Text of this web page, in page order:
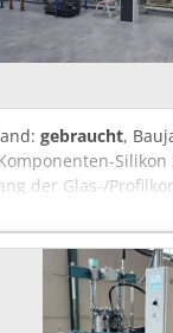
gebraucht,
der Glas-/